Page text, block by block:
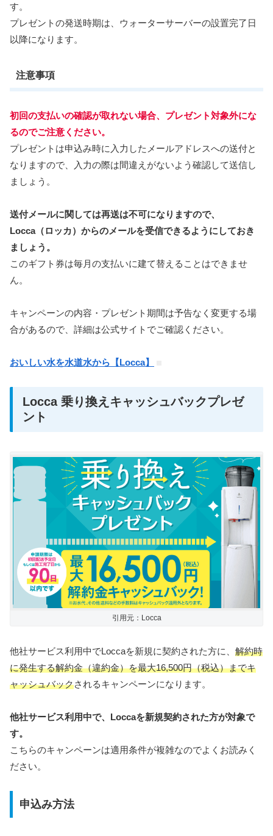
す。
プレゼントの発送時期は、ウォーターサーバーの設置完了日
以降になります。
注意事項
初回の支払いの確認が取れない場合、プレゼント対象外にな
るのでご注意ください。
プレゼントは申込み時に入力したメールアドレスへの送付と
なりますので、入力の際は間違えがないよう確認して送信し
ましょう。
送付メールに関しては再送は不可になりますので、
Locca（ロッカ）からのメールを受信できるようにしておき
ましょう。
このギフト券は毎月の支払いに建て替えることはできませ
ん。
キャンペーンの内容・プレゼント期間は予告なく変更する場
合があるので、詳細は公式サイトでご確認ください。
おいしい水を水道水から【Locca】
Locca 乗り換えキャッシュバックプレゼ
ント
引用元：Locca
他社サービス利用中でLoccaを新規に契約された方に、 解約時
に発生する解約金（違約金）を最大16,500円（税込）までキ
ャッシュバックされるキャンペーンになります。
他社サービス利用中で、Loccaを新規契約された方が対象で
す。
こちらのキャンペーンは適用条件が複雑なのでよくお読みく
ださい。
申込み方法